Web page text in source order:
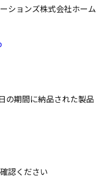
ションズ株式会社ホーム
の期間に納品された製品
認ください